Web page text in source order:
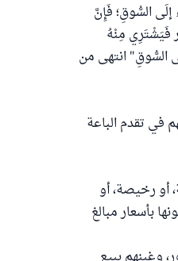
السُّوقِ؛ فَإِنَّ
فَيَشْتَرِي مِنْهُ
السُّوقِ" انتهى من
في تقدم الباعة
رخيصة، أو
بأسعار مبالغ